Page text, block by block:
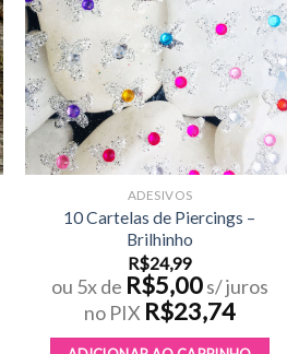
desejos
ADESIVOS
10 Cartelas de Piercings –
Brilhinho
R$24,99
ou 5x de R$5,00s/ juros
no PIX R$23,74